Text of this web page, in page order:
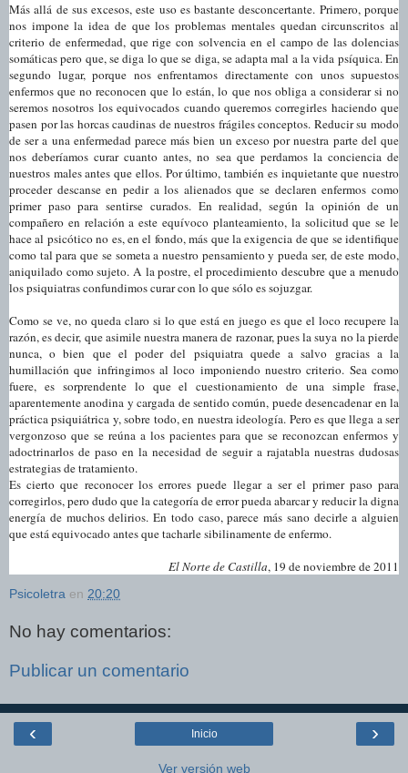
Más allá de sus excesos, este uso es bastante desconcertante. Primero, porque
nos impone la idea de que los problemas mentales quedan circunscritos al
criterio de enfermedad, que rige con solvencia en el campo de las dolencias
somáticas pero que, se diga lo que se diga, se adapta mal a la vida psíquica. En
segundo lugar, porque nos enfrentamos directamente con unos supuestos
enfermos que no reconocen que lo están, lo que nos obliga a considerar si no
seremos nosotros los equivocados cuando queremos corregirles haciendo que
pasen por las horcas caudinas de nuestros frágiles conceptos. Reducir su modo
de ser a una enfermedad parece más bien un exceso por nuestra parte del que
nos deberíamos curar cuanto antes, no sea que perdamos la conciencia de
nuestros males antes que ellos. Por último, también es inquietante que nuestro
proceder descanse en pedir a los alienados que se declaren enfermos como
primer paso para sentirse curados. En realidad, según la opinión de un
compañero en relación a este equívoco planteamiento, la solicitud que se le
hace al psicótico no es, en el fondo, más que la exigencia de que se identifique
como tal para que se someta a nuestro pensamiento y pueda ser, de este modo,
aniquilado como sujeto. A la postre, el procedimiento descubre que a menudo
los psiquiatras confundimos curar con lo que sólo es sojuzgar.
Como se ve, no queda claro si lo que está en juego es que el loco recupere la
razón, es decir, que asimile nuestra manera de razonar, pues la suya no la pierde
nunca, o bien que el poder del psiquiatra quede a salvo gracias a la
humillación que infringimos al loco imponiendo nuestro criterio. Sea como
fuere, es sorprendente lo que el cuestionamiento de una simple frase,
aparentemente anodina y cargada de sentido común, puede desencadenar en la
práctica psiquiátrica y, sobre todo, en nuestra ideología. Pero es que llega a ser
vergonzoso que se reúna a los pacientes para que se reconozcan enfermos y
adoctrinarlos de paso en la necesidad de seguir a rajatabla nuestras dudosas
estrategias de tratamiento.
Es cierto que reconocer los errores puede llegar a ser el primer paso para
corregirlos, pero dudo que la categoría de error pueda abarcar y reducir la digna
energía de muchos delirios. En todo caso, parece más sano decirle a alguien
que está equivocado antes que tacharle sibilinamente de enfermo.
El Norte de Castilla, 19 de noviembre de 2011
Psicoletra en 20:20
No hay comentarios:
Publicar un comentario
‹ ›
Inicio
Ver versión web